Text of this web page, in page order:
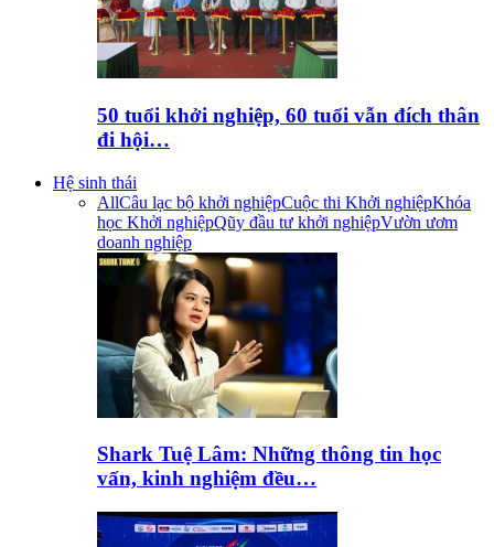
50 tuổi khởi nghiệp, 60 tuổi vẫn đích thân
đi hội…
Hệ sinh thái
AllCâu lạc bộ khởi nghiệpCuộc thi Khởi nghiệpKhóa
học Khởi nghiệpQũy đầu tư khởi nghiệpVườn ươm
doanh nghiệp
Shark Tuệ Lâm: Những thông tin học
vấn, kinh nghiệm đều…